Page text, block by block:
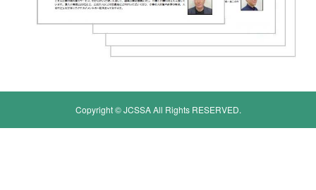
Copyright © JCSSA All Rights RESERVED.